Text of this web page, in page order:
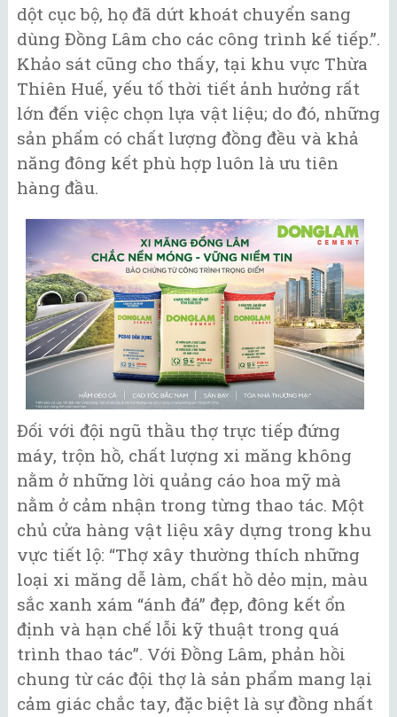
dột cục bộ, họ đã dứt khoát chuyển sang
dùng Đồng Lâm cho các công trình kế tiếp.”.
Khảo sát cũng cho thấy, tại khu vực Thừa
Thiên Huế, yếu tố thời tiết ảnh hưởng rất
lớn đến việc chọn lựa vật liệu; do đó, những
sản phẩm có chất lượng đồng đều và khả
năng đông kết phù hợp luôn là ưu tiên
hàng đầu.
Đối với đội ngũ thầu thợ trực tiếp đứng
máy, trộn hồ, chất lượng xi măng không
nằm ở những lời quảng cáo hoa mỹ mà
nằm ở cảm nhận trong từng thao tác. Một
chủ cửa hàng vật liệu xây dựng trong khu
vực tiết lộ: “Thợ xây thường thích những
loại xi măng dễ làm, chất hồ dẻo mịn, màu
sắc xanh xám “ánh đá” đẹp, đông kết ổn
định và hạn chế lỗi kỹ thuật trong quá
trình thao tác”. Với Đồng Lâm, phản hồi
chung từ các đội thợ là sản phẩm mang lại
cảm giác chắc tay, đặc biệt là sự đồng nhất